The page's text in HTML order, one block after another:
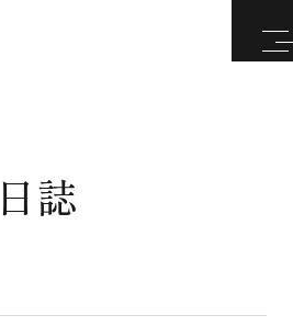
誌